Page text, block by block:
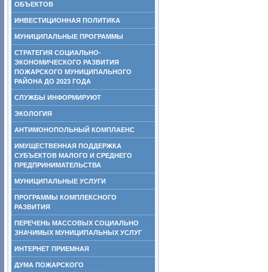
ОБЪЕКТОВ
ИНВЕСТИЦИОННАЯ ПОЛИТИКА
МУНИЦИПАЛЬНЫЕ ПРОГРАММЫ
СТРАТЕГИЯ СОЦИАЛЬНО-
ЭКОНОМИЧЕСКОГО РАЗВИТИЯ
ПОЖАРСКОГО МУНИЦИПАЛЬНОГО
РАЙОНА ДО 2023 ГОДА
СЛУЖБЫ ИНФОРМИРУЮТ
ЭКОЛОГИЯ
АНТИМОНОПОЛЬНЫЙ КОМПЛАЕНС
ИМУЩЕСТВЕННАЯ ПОДДЕРЖКА
СУБЪЕКТОВ МАЛОГО И СРЕДНЕГО
ПРЕДПРИНИМАТЕЛЬСТВА
МУНИЦИПАЛЬНЫЕ УСЛУГИ
ПРОГРАММЫ КОМПЛЕКСНОГО
РАЗВИТИЯ
ПЕРЕЧЕНЬ МАССОВЫХ СОЦИАЛЬНО
ЗНАЧИМЫХ МУНИЦИПАЛЬНЫХ УСЛУГ
ИНТЕРНЕТ ПРИЕМНАЯ
ДУМА ПОЖАРСКОГО